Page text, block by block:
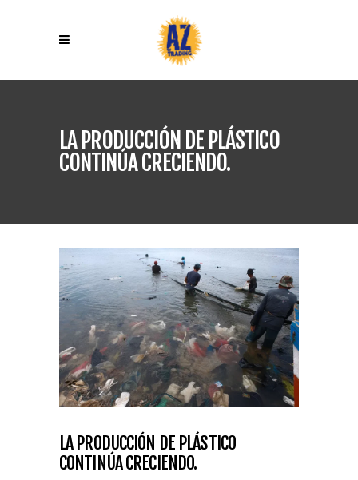
LA PRODUCCIÓN DE PLÁSTICO
CONTINÚA CRECIENDO.
LA PRODUCCIÓN DE PLÁSTICO
CONTINÚA CRECIENDO.